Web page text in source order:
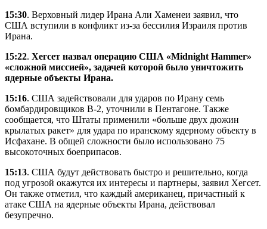
15:30. Верховный лидер Ирана Али Хаменеи заявил, что
США вступили в конфликт из-за бессилия Израиля против
Ирана.
15:22. Хегсет назвал операцию США «Midnight Hammer»
«сложной миссией», задачей которой было уничтожить
ядерные объекты Ирана.
15:16. США задействовали для ударов по Ирану семь
бомбардировщиков B-2, уточнили в Пентагоне. Также
сообщается, что Штаты применили «больше двух дюжин
крылатых ракет» для удара по иранскому ядерному объекту в
Исфахане. В общей сложности было использовано 75
высокоточных боеприпасов.
15:13. США будут действовать быстро и решительно, когда
под угрозой окажутся их интересы и партнеры, заявил Хегсет.
Он также отметил, что каждый американец, причастный к
атаке США на ядерные объекты Ирана, действовал
безупречно.